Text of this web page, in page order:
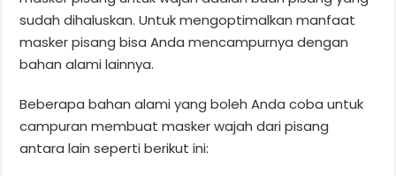
sudah dihaluskan. Untuk mengoptimalkan manfaat
masker pisang bisa Anda mencampurnya dengan
bahan alami lainnya.
Beberapa bahan alami yang boleh Anda coba untuk
campuran membuat masker wajah dari pisang
antara lain seperti berikut ini: